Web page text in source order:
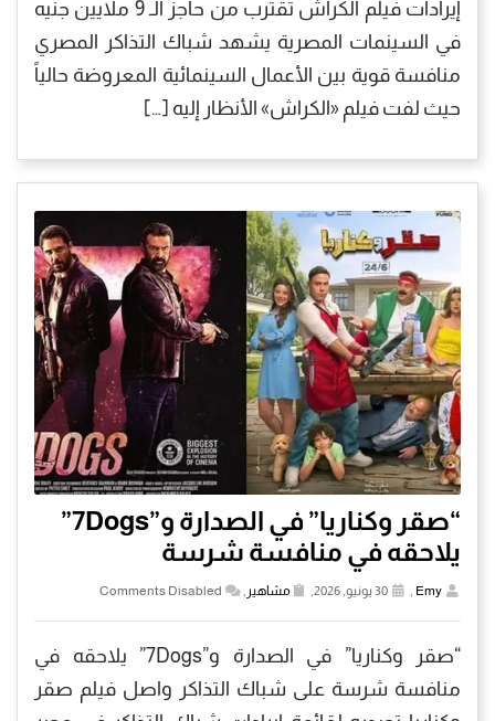
إيرادات فيلم الكراش تقترب من حاجز الـ 9 ملايين جنيه
في السينمات المصرية يشهد شباك التذاكر المصري
منافسة قوية بين الأعمال السينمائية المعروضة حالياً
حيث لفت فيلم «الكراش» الأنظار إليه […]
“صقر وكناريا” في الصدارة و”7Dogs”
يلاحقه في منافسة شرسة
Emy
, مشاهير ,
Comments Disabled
“صقر وكناريا” في الصدارة و”7Dogs” يلاحقه في
منافسة شرسة على شباك التذاكر واصل فيلم صقر